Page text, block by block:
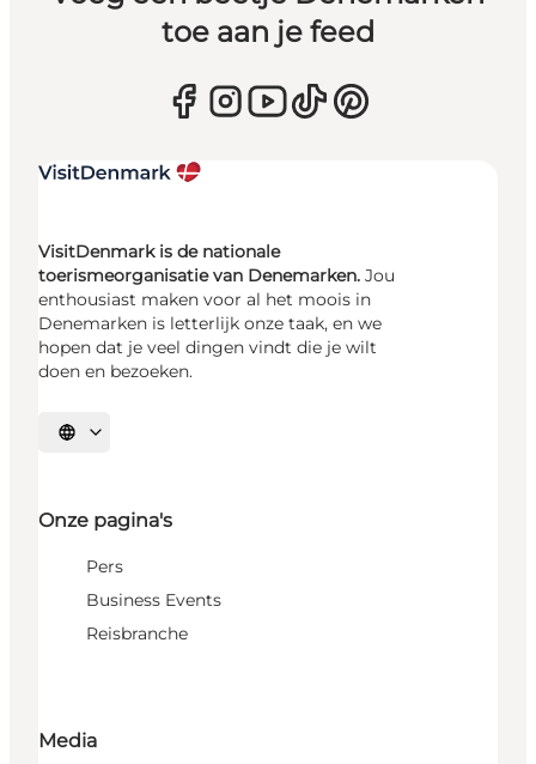
toe aan je feed
VisitDenmark is de nationale
toerismeorganisatie van Denemarken. Jou
enthousiast maken voor al het moois in
Denemarken is letterlijk onze taak, en we
hopen dat je veel dingen vindt die je wilt
doen en bezoeken.
Selecteer taal
Onze pagina's
Pers
Business Events
Reisbranche
Media